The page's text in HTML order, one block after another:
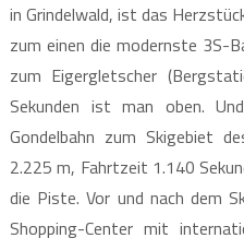
in Grindelwald, ist das
zum einen die modernste 3S-
zum Eigergletscher
Sekunden ist man oben.
Gondelbahn zum Skigebiet
2.225 m, Fahrtzeit 1.140
die Piste. Vor und nach dem
Shopping-Center mit